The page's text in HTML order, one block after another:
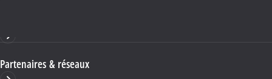
Partenaires & réseaux